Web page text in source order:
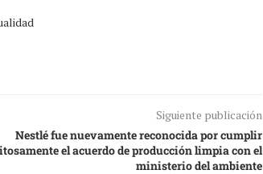
Siguiente publicación
Nestlé fue nuevamente reconocida por cumplir
el acuerdo de producción limpia con el
ministerio del ambiente